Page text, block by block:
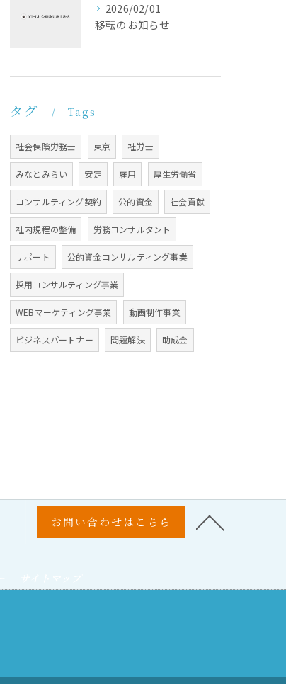
2026/02/01
移転のお知らせ
タグ Tags
社会保険労務士 東京 社労士
みなとみらい 安定 雇用 厚生労働省
コンサルティング契約 公的資金 社会貢献
社内規程の整備 労務コンサルタント
サポート 公的資金コンサルティング事業
採用コンサルティング事業
WEBマーケティング事業 動画制作事業
ビジネスパートナー 問題解決 助成金
お問い合わせはこちら